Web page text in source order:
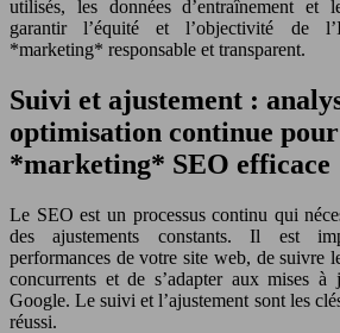
utilisés, les données d’entraînement et
garantir l’équité et l’objectivité de
*marketing* responsable et transparent.
Suivi et ajustement :
optimisation continue
*marketing* SEO efficace
Le SEO est un processus continu qui
des ajustements constants. Il est
performances de votre site web, de suivre
concurrents et de s’adapter aux mises à
Google. Le suivi et l’ajustement sont les
réussi.